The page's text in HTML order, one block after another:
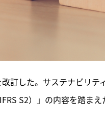
訂した。サステナビリテ
S2）」の内容を踏まえ